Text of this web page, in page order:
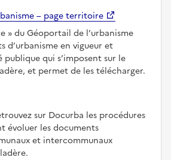
– page territoire
du Géoportail de l’urbanisme
d’urbanisme en vigueur et
publique qui s’imposent sur le
et permet de les télécharger.
sur Docurba les procédures
évoluer les documents
et intercommunaux